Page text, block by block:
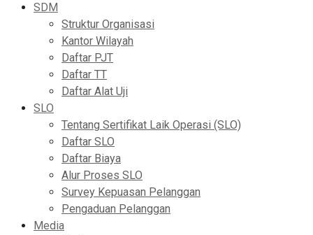
SDM
Struktur Organisasi
Kantor Wilayah
Daftar PJT
Daftar TT
Daftar Alat Uji
SLO
Tentang Sertifikat Laik Operasi (SLO)
Daftar SLO
Daftar Biaya
Alur Proses SLO
Survey Kepuasan Pelanggan
Pengaduan Pelanggan
Media